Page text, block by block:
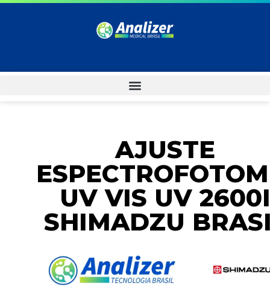
AJUSTE
UV VIS UV 2600I
SHIMADZU